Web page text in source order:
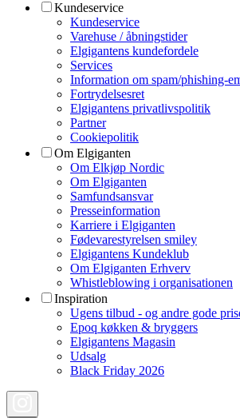
Kundeservice
Kundeservice
Varehuse / åbningstider
Elgigantens kundefordele
Services
Information om spam/phishing-
Fortrydelsesret
Elgigantens privatlivspolitik
Partner
Cookiepolitik
Om Elgiganten
Om Elkjøp Nordic
Om Elgiganten
Samfundsansvar
Presseinformation
Karriere i Elgiganten
Fødevarestyrelsen smiley
Elgigantens Kundeklub
Om Elgiganten Erhverv
Whistleblowing i organisationen
Inspiration
Ugens tilbud - og andre gode
Epoq køkken & bryggers
Elgigantens Magasin
Udsalg
Black Friday 2026